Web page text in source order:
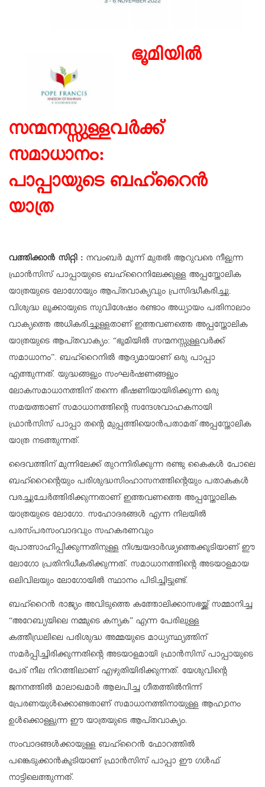
ഭൂമിയിൽ
സന്മനസ്സുള്ളവർക്ക്
സമാധാനം:
പാപ്പായുടെ ബഹ്‌റൈൻ
യാത്ര
വത്തിക്കാന്‍ സിറ്റി : നവംബർ മൂന്ന് മുതൽ ആറുവരെ നീളുന്ന
ഫ്രാൻസിസ് പാപ്പായുടെ ബഹ്റൈനിലേക്കുള്ള അപ്പസ്തോലിക
യാത്രയുടെ ലോഗോയും ആപ്തവാക്യവും പ്രസിദ്ധീകരിച്ചു.
വിശുദ്ധ ലൂക്കായുടെ സുവിശേഷം രണ്ടാം അധ്യായം പതിനാലാം
വാക്യത്തെ അധികരിച്ചുള്ളതാണ് ഇത്തവണത്തെ അപ്പസ്തോലിക
യാത്രയുടെ ആപ്തവാക്യം: “ഭൂമിയിൽ സന്മനസ്സുള്ളവർക്ക്
സമാധാനം”. ബഹ്‌റൈനിൽ ആദ്യമായാണ് ഒരു പാപ്പാ
എത്തുന്നത്. യുദ്ധങ്ങളും സംഘർഷണങ്ങളും
ലോകസമാധാനത്തിന് തന്നെ ഭീഷണിയായിരിക്കുന്ന ഒരു
സമയത്താണ് സമാധാനത്തിന്റെ സന്ദേശവാഹകനായി
ഫ്രാൻസിസ് പാപ്പാ തന്റെ മുപ്പത്തിയൊൻപതാമത് അപ്പസ്തോലിക
യാത്ര നടത്തുന്നത്.
ദൈവത്തിന് മുന്നിലേക്ക് തുറന്നിരിക്കുന്ന രണ്ടു കൈകൾ പോലെ
ബഹ്‌റൈന്റെയും പരിശുദ്ധസിംഹാസനത്തിന്റെയും പതാകകൾ
വരച്ചുചേർത്തിരിക്കുന്നതാണ് ഇത്തവണത്തെ അപ്പസ്തോലിക
യാത്രയുടെ ലോഗോ. സഹോദരങ്ങൾ എന്ന നിലയിൽ
പരസ്പരസംവാദവും സഹകരണവും
പ്രോത്സാഹിപ്പിക്കുന്നതിനുള്ള നിശ്ചയദാർഢ്യത്തെക്കൂടിയാണ് ഈ
ലോഗോ പ്രതിനിധീകരിക്കുന്നത്. സമാധാനത്തിന്റെ അടയാളമായ
ഒലിവിലയും ലോഗോയിൽ സ്ഥാനം പിടിച്ചിട്ടുണ്ട്.
ബഹ്‌റൈൻ രാജ്യം അവിടുത്തെ കത്തോലിക്കാസഭയ്ക്ക് സമ്മാനിച്ച
“അറേബ്യയിലെ നമ്മുടെ കന്യക” എന്ന പേരിലുള്ള
കത്തീഡ്രലിലെ പരിശുദ്ധ അമ്മയുടെ മാധ്യസ്ഥ്യത്തിന്
സമർപ്പിച്ചിരിക്കുന്നതിന്റെ അടയാളമായി ഫ്രാൻസിസ് പാപ്പായുടെ
പേര് നീല നിറത്തിലാണ് എഴുതിയിരിക്കുന്നത്. യേശുവിന്റെ
ജനനത്തിൽ മാലാഖമാർ ആലപിച്ച ഗീതത്തിൽനിന്ന്
പ്രേരണയുൾക്കൊണ്ടതാണ് സമാധാനത്തിനായുള്ള ആഹ്വാനം
ഉൾക്കൊള്ളുന്ന ഈ യാത്രയുടെ ആപ്തവാക്യം.
സംവാദങ്ങൾക്കായുള്ള ബഹ്‌റൈൻ ഫോറത്തിൽ
പങ്കെടുക്കാൻകൂടിയാണ് ഫ്രാൻസിസ് പാപ്പാ ഈ ഗൾഫ്
നാട്ടിലെത്തുന്നത്.